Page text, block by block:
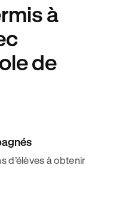
à
de
d’élèves à obtenir